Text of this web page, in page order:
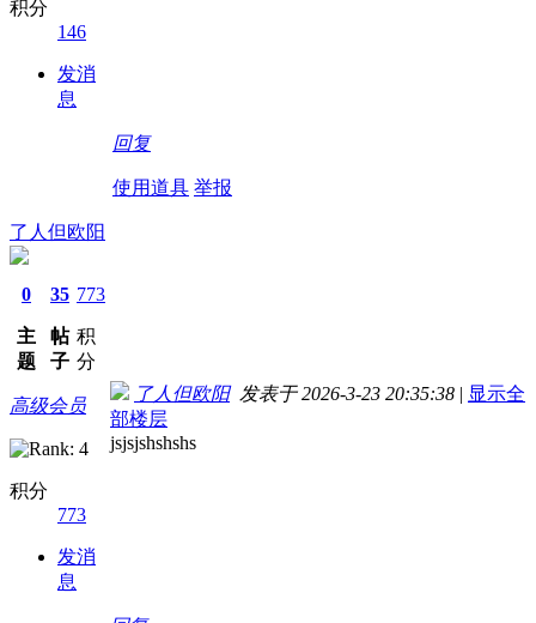
积分
146
发消
息
回复
使用道具 举报
了人但欧阳
0
主
题
35
帖
子
773
积
分
高级会员
积分
773
发消
息
了人但欧阳发表于 2026-3-23 20:35:38 | 显示全
部楼层
jsjsjshshshs